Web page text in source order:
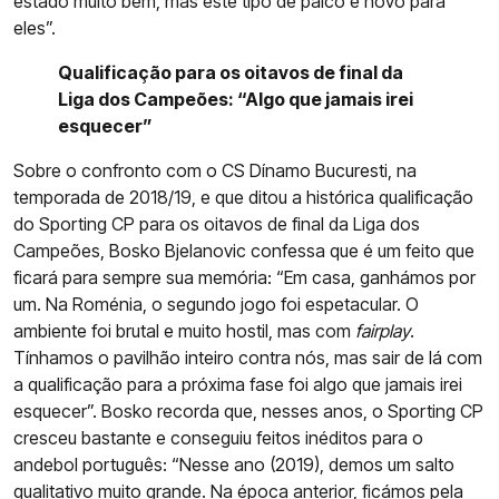
eles”.
Qualificação para os oitavos de final da
Liga dos Campeões: “Algo que jamais irei
esquecer”
Sobre o confronto com o CS Dínamo Bucuresti, na
temporada de 2018/19, e que ditou a histórica qualificação
do Sporting CP para os oitavos de final da Liga dos
Campeões, Bosko Bjelanovic confessa que é um feito que
ficará para sempre sua memória: “Em casa, ganhámos por
um. Na Roménia, o segundo jogo foi espetacular. O
ambiente foi brutal e muito hostil, mas com fairplay.
Tínhamos o pavilhão inteiro contra nós, mas sair de lá com
a qualificação para a próxima fase foi algo que jamais irei
esquecer”. Bosko recorda que, nesses anos, o Sporting CP
cresceu bastante e conseguiu feitos inéditos para o
andebol português: “Nesse ano (2019), demos um salto
qualitativo muito grande. Na época anterior, ficámos pela